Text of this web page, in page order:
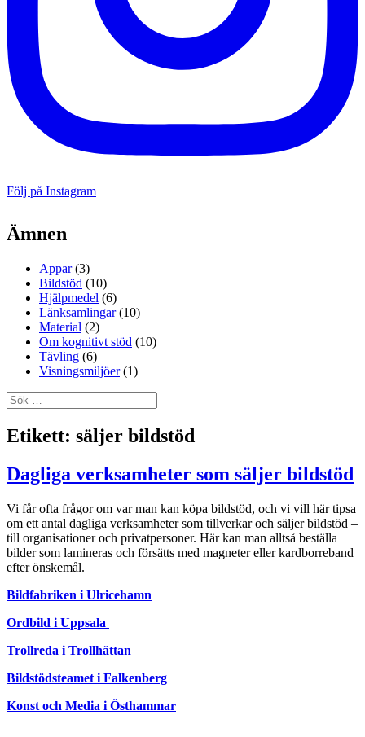
Följ på Instagram
Ämnen
Appar(3)
Bildstöd (10)
Hjälpmedel (6)
Länksamlingar(10)
Material (2)
Om kognitivt stöd (10)
Tävling (6)
Visningsmiljöer(1)
Sök
efter:
Etikett: säljer bildstöd
Dagliga verksamheter som säljer bildstöd
Vi får ofta frågor om var man kan köpa bildstöd, och vi vill här tipsa
om ett antal dagliga verksamheter som tillverkar och säljer bildstöd –
till organisationer och privatpersoner. Här kan man alltså beställa
bilder som lamineras och försätts med magneter eller kardborreband
efter önskemål.
Bildfabriken i Ulricehamn
Ordbild i Uppsala
Trollreda i Trollhättan
Bildstödsteamet i Falkenberg
Konst och Media i Östhammar